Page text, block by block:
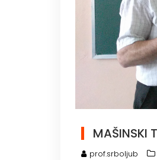
MAŠINSKI
prof.srboljub